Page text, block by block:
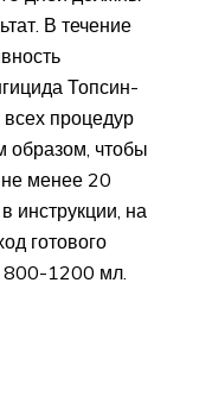
В течение
Топсин-
процедур
образом, чтобы
менее 20
инструкции, на
готового
800-1200 мл.